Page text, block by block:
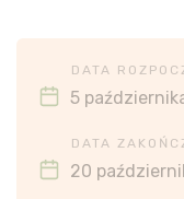
DATA
5
DATA
20